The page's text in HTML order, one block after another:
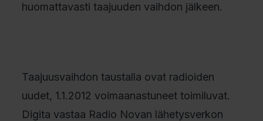
huomattavasti taajuuden vaihdon jälkeen.
Taajuusvaihdon taustalla ovat radioiden
uudet, 1.1.2012 voimaanastuneet toimiluvat.
Digita vastaa Radio Novan lähetysverkon